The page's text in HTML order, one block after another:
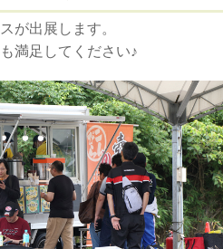
が出展します。
満足してください♪